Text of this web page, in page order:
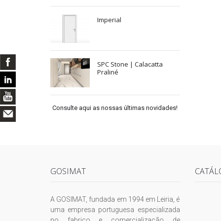
Imperial
SPC Stone | Calacatta
Praliné
Consulte aqui as nossas últimas novidades!
GOSIMAT
A GOSIMAT, fundada em 1994 em Leiria, é
uma empresa portuguesa especializada